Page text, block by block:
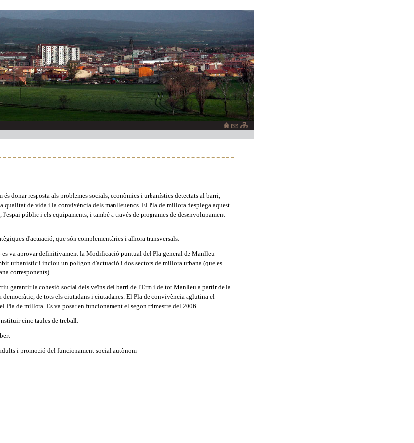
donar resposta als problemes socials, econòmics i urbanístics detectats al barri,
qualitat de vida i la convivència dels manlleuencs.El Pla de millora desplega aquest
públic i els equipaments, i també a través de programes de desenvolupament
d'actuació, que són complementàries i alhora transversals:
es va aprovar definitivament la Modificació puntual del Pla general de Manlleu
urbanístic i inclou un polígon d'actuació i dos sectors de millora urbana (que es
corresponents).
garantir la cohesió social dels veïns del barri de l'Erm i de tot Manlleu a partir de la
de tots els ciutadans i ciutadanes. El Pla de convivència aglutina el
Pla de millora. Es va posar en funcionament el segon trimestre del 2006.
cinc taules de treball:
i promoció del funcionament social autònom